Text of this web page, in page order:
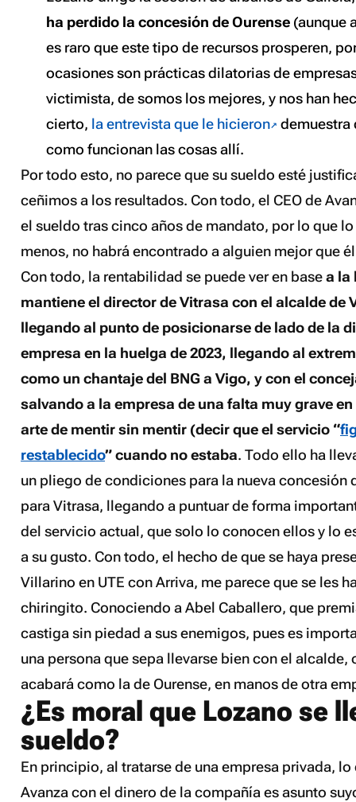
ha perdido la concesión de Ourense (aunque
es raro que este tipo de recursos prosperen,
ocasiones son prácticas dilatorias de
victimista, de somos los mejores, y nos han
cierto, la entrevista que le hicieron
demuestra
como funcionan las cosas allí.
Por todo esto, no parece que su sueldo esté
ceñimos a los resultados. Con todo, el CEO de
el sueldo tras cinco años de mandato, por lo que
menos, no habrá encontrado a alguien mejor que
Con todo, la rentabilidad se puede ver en basea la
mantiene el director de Vitrasa con el alcalde de
llegando al punto de posicionarse de lado de la
empresa en la huelga de 2023, llegando al
como un chantaje del BNG a Vigo, y con el
salvando a la empresa de una falta muy grave
arte de mentir sin mentir (decir que el servicio “
restablecido” cuando no estaba. Todo ello ha
un pliego de condiciones para la nueva concesión
para Vitrasa, llegando a puntuar de forma
del servicio actual, que solo lo conocen ellos y lo
a su gusto. Con todo, el hecho de que se haya
Villarino en UTE con Arriva, me parece que se les
chiringito. Conociendo a Abel Caballero, que
castiga sin piedad a sus enemigos, pues es
una persona que sepa llevarse bien con el alcalde,
acabará como la de Ourense, en manos de otra
¿Es moral que Lozano se
sueldo?
En principio, al tratarse de una empresa privada, lo
Avanza con el dinero de la compañía es asunto